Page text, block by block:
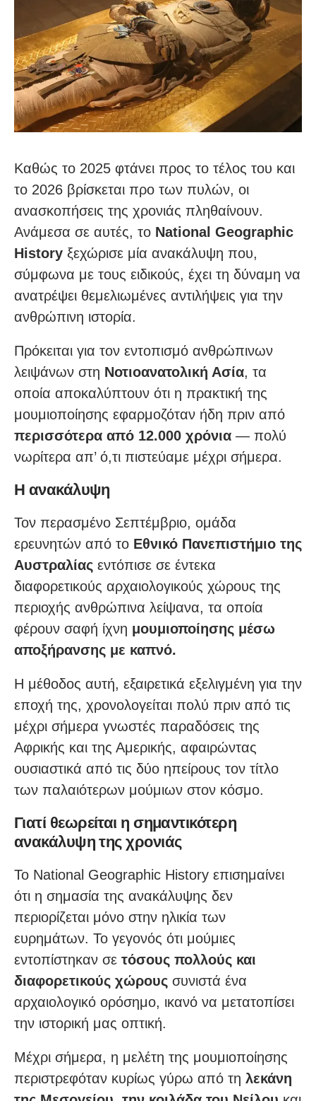
Καθώς το 2025 φτάνει προς το τέλος του και
το 2026 βρίσκεται προ των πυλών, οι
ανασκοπήσεις της χρονιάς πληθαίνουν.
Ανάμεσα σε αυτές, το National Geographic
History ξεχώρισε μία ανακάλυψη που,
σύμφωνα με τους ειδικούς, έχει τη δύναμη να
ανατρέψει θεμελιωμένες αντιλήψεις για την
ανθρώπινη ιστορία.
Πρόκειται για τον εντοπισμό ανθρώπινων
λειψάνων στη Νοτιοανατολική Ασία, τα
οποία αποκαλύπτουν ότι η πρακτική της
μουμιοποίησης εφαρμοζόταν ήδη πριν από
περισσότερα από 12.000 χρόνια — πολύ
νωρίτερα απ’ ό,τι πιστεύαμε μέχρι σήμερα.
Η ανακάλυψη
Τον περασμένο Σεπτέμβριο, ομάδα
ερευνητών από το Εθνικό Πανεπιστήμιο της
Αυστραλίας εντόπισε σε έντεκα
διαφορετικούς αρχαιολογικούς χώρους της
περιοχής ανθρώπινα λείψανα, τα οποία
φέρουν σαφή ίχνη μουμιοποίησης μέσω
αποξήρανσης με καπνό.
Η μέθοδος αυτή, εξαιρετικά εξελιγμένη για την
εποχή της, χρονολογείται πολύ πριν από τις
μέχρι σήμερα γνωστές παραδόσεις της
Αφρικής και της Αμερικής, αφαιρώντας
ουσιαστικά από τις δύο ηπείρους τον τίτλο
των παλαιότερων μούμιων στον κόσμο.
Γιατί θεωρείται η σημαντικότερη
ανακάλυψη της χρονιάς
Το National Geographic History επισημαίνει
ότι η σημασία της ανακάλυψης δεν
περιορίζεται μόνο στην ηλικία των
ευρημάτων. Το γεγονός ότι μούμιες
εντοπίστηκαν σε τόσους πολλούς και
διαφορετικούς χώρους συνιστά ένα
αρχαιολογικό ορόσημο, ικανό να μετατοπίσει
την ιστορική μας οπτική.
Μέχρι σήμερα, η μελέτη της μουμιοποίησης
περιστρεφόταν κυρίως γύρω από τη λεκάνη